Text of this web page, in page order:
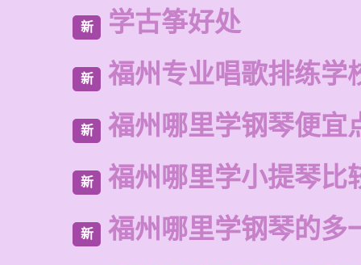
新 学古筝好处
新 福州专业唱歌排练学
新 福州哪里学钢琴便宜
新 福州哪里学小提琴比
新 福州哪里学钢琴的多